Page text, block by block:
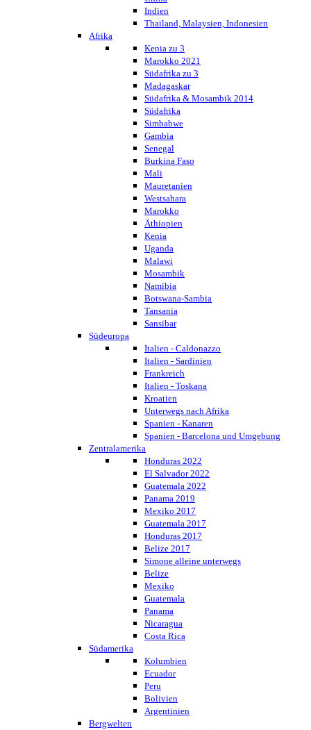
Indien
Thailand, Malaysien, Indonesien
Afrika
Kenia zu 3
Marokko 2021
Südafrika zu 3
Madagaskar
Südafrika & Mosambik 2014
Südafrika
Simbabwe
Gambia
Senegal
Burkina Faso
Mali
Mauretanien
Westsahara
Marokko
Äthiopien
Kenia
Uganda
Malawi
Mosambik
Namibia
Botswana-Sambia
Tansania
Sansibar
Südeuropa
Italien - Caldonazzo
Italien - Sardinien
Frankreich
Italien - Toskana
Kroatien
Unterwegs nach Afrika
Spanien - Kanaren
Spanien - Barcelona und Umgebung
Zentralamerika
Honduras 2022
El Salvador 2022
Guatemala 2022
Panama 2019
Mexiko 2017
Guatemala 2017
Honduras 2017
Belize 2017
Simone alleine unterwegs
Belize
Mexiko
Guatemala
Panama
Nicaragua
Costa Rica
Südamerika
Kolumbien
Ecuador
Peru
Bolivien
Argentinien
Bergwelten